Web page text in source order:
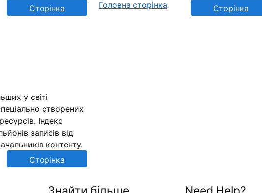
Сторінка
Головна сторінка
Сторінка
у світі
створених
Індекс
записів від
контенту.
Сторінка